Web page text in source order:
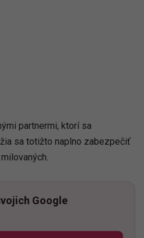
partnermi, ktorí sa
sa totižto naplno zabezpečiť
Google